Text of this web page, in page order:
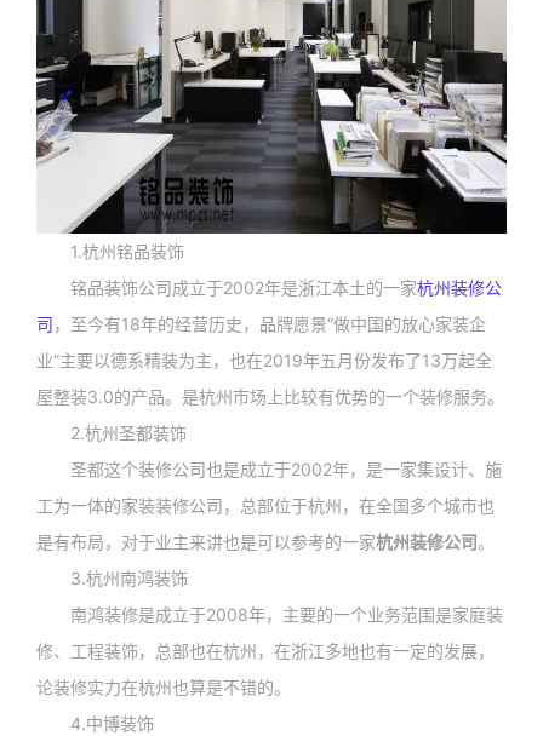
1.杭州铭品装饰
铭品装饰公司成立于2002年是浙江本土的一家杭州装修公
司，至今有18年的经营历史，品牌愿景“做中国的放心家装企
业”主要以德系精装为主，也在2019年五月份发布了13万起全
屋整装3.0的产品。是杭州市场上比较有优势的一个装修服务。
2.杭州圣都装饰
圣都这个装修公司也是成立于2002年，是一家集设计、施
工为一体的家装装修公司，总部位于杭州，在全国多个城市也
是有布局，对于业主来讲也是可以参考的一家杭州装修公司。
3.杭州南鸿装饰
南鸿装修是成立于2008年，主要的一个业务范围是家庭装
修、工程装饰，总部也在杭州，在浙江多地也有一定的发展，
论装修实力在杭州也算是不错的。
4.中博装饰